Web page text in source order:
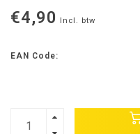
€4,90 Incl. btw
EAN Code: